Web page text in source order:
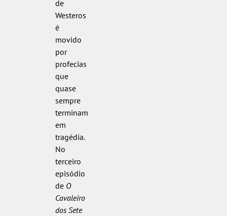
de
Westeros
é
movido
por
profecias
que
quase
sempre
terminam
em
tragédia.
No
terceiro
episódio
de O
Cavaleiro
dos Sete